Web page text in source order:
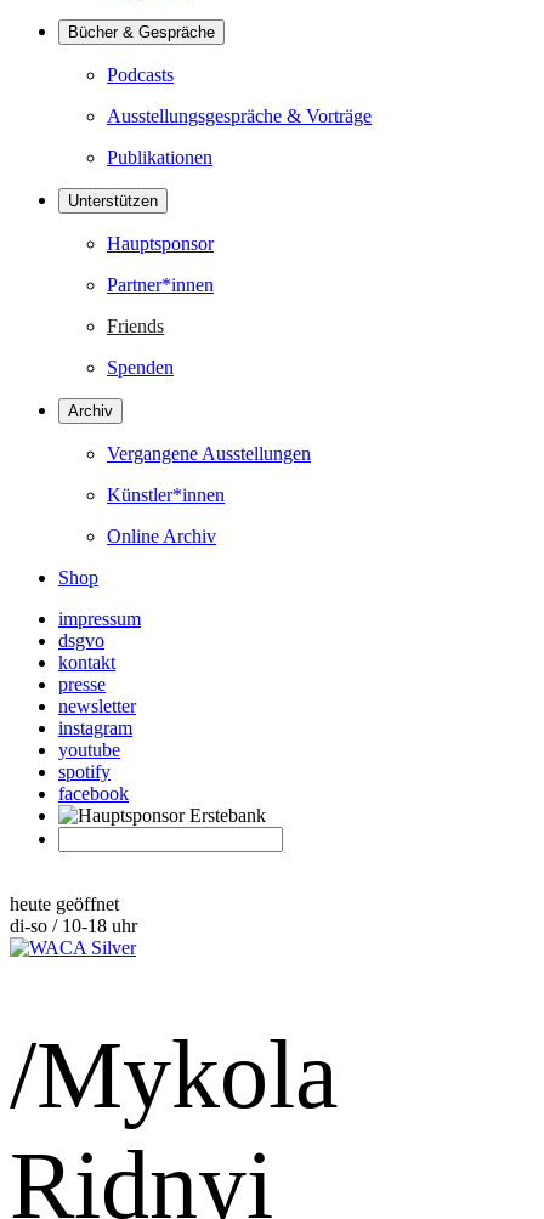
Bücher & Gespräche
Podcasts
Ausstellungsgespräche & Vorträge
Publikationen
Unterstützen
Hauptsponsor
Partner*innen
Friends
Spenden
Archiv
Vergangene Ausstellungen
Künstler*innen
Online Archiv
Shop
impressum
dsgvo
kontakt
presse
newsletter
instagram
youtube
spotify
facebook
heute geöffnet
di-so / 10-18 uhr
/Mykola
Ridnyi